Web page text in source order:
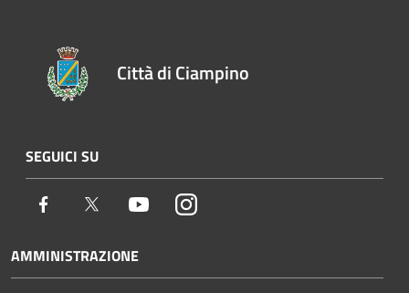
Città di Ciampino
SEGUICI SU
Facebook Twitter YoutubeInstagram
AMMINISTRAZIONE